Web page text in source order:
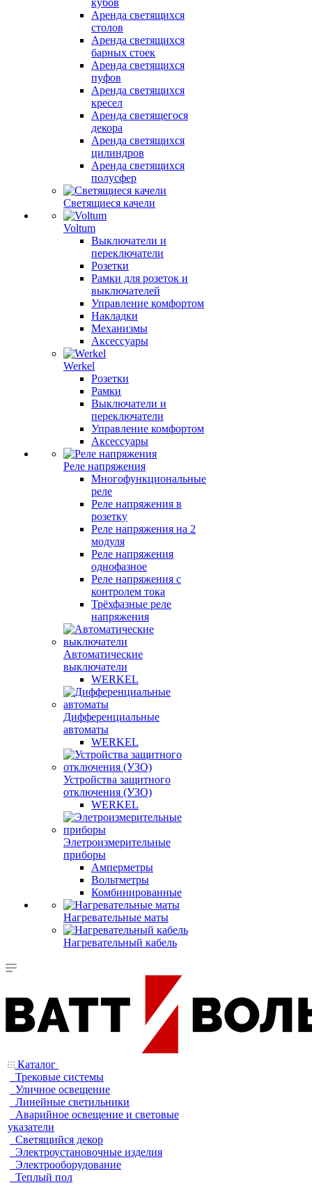
кубов
Аренда светящихся
столов
Аренда светящихся
барных стоек
Аренда светящихся
пуфов
Аренда светящихся
кресел
Аренда светящегося
декора
Аренда светящихся
цилиндров
Аренда светящихся
полусфер
Светящиеся качели
Voltum
Выключатели и
переключатели
Розетки
Рамки для розеток и
выключателей
Управление комфортом
Накладки
Механизмы
Аксессуары
Werkel
Розетки
Рамки
Выключатели и
переключатели
Управление комфортом
Аксессуары
Реле напряжения
Многофункциональные
реле
Реле напряжения в
розетку
Реле напряжения на 2
модуля
Реле напряжения
однофазное
Реле напряжения с
контролем тока
Трёхфазные реле
напряжения
Автоматические
выключатели
WERKEL
Дифференциальные
автоматы
WERKEL
Устройства защитного
отключения (УЗО)
WERKEL
Элетроизмерительные
приборы
Амперметры
Вольтметры
Комбинированные
Нагревательные маты
Нагревательный кабель
Каталог
Трековые системы
Уличное освещение
Линейные светильники
Аварийное освещение и световые
указатели
Светящийся декор
Электроустановочные изделия
Электрооборудование
Теплый пол